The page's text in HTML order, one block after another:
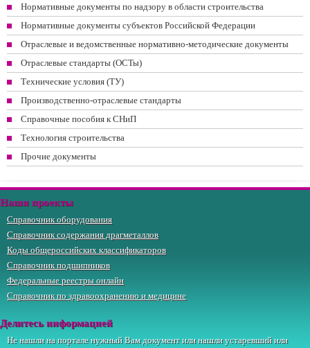
Нормативные документы по надзору в области строительства
Нормативные документы субъектов Российской Федерации
Отраслевые и ведомственные нормативно-методические документы
Отраслевые стандарты (ОСТы)
Технические условия (ТУ)
Производственно-отраслевые стандарты
Справочные пособия к СНиП
Технология строительства
Прочие документы
Наши проекты
Справочник оборудования
Справочник содержания драгметаллов
Коды общероссийских классификаторов
Справочник подшипников
Федеральные реестры онлайн
Справочник по здравоохранению и медицине
Делитесь информацией
Не нашли на портале нужный Вам документ или нашли устаревший или